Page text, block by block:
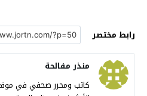
رابط مختصر
منذر مفالحة
كاتب ومحرر صحفي في